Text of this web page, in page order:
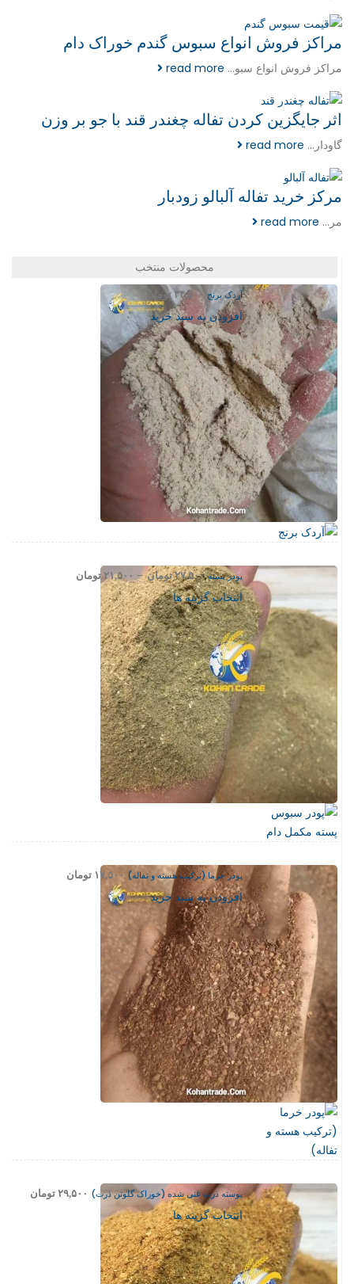
مراکز فروش انواع سبوس گندم خوراک دام
مراکز فروش انواع سبو... read more
اثر جایگزین کردن تفاله چغندر قند با جو بر وزن
گاودار... read more
مرکز خرید تفاله آلبالو زودبار
مر... read more
محصولات منتخب
آردک برنج ۳۴,۵۰۰ تومان
افزودن به سبد خرید
پودر پسته ۲۷,۵۰۰ تومان – ۲۱,۵۰۰ تومان
انتخاب گزینه هااین
محصول
دارای
انواع
مختلفی
می
باشد.
گزینه
ها
ممکن
است
در
انتخاب
شوند
پودر خرما (ترکیب هسته و تفاله) ۱۷,۵۰۰ تومان
افزودن به سبد خرید
پوسته ذرت غنی شده (خوراک گلوتن ذرت) ۲۹,۵۰۰ تومان
انتخاب گزینه هااین
محصول
دارای
انواع